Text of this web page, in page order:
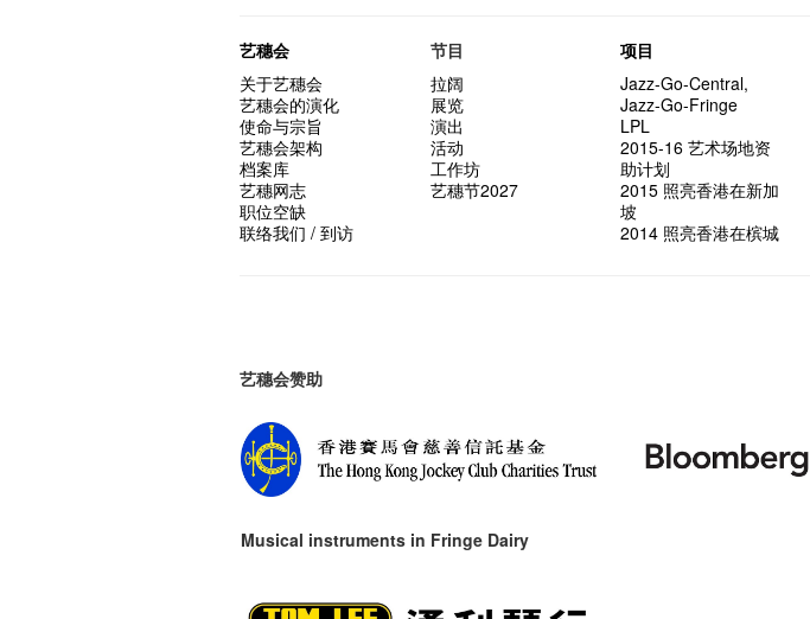
艺穗会
关于艺穗会
艺穗会的演化
使命与宗旨
艺穗会架构
档案库
艺穗网志
职位空缺
联络我们 / 到访
节目
拉阔
展览
演出
活动
工作坊
艺穗节2027
项目
Jazz-Go-Central,
Jazz-Go-Fringe
LPL
2015-16 艺术场地资
助计划
2015 照亮香港在新加
坡
2014 照亮香港在槟城
艺穗会赞助
Musical instruments in Fringe Dairy